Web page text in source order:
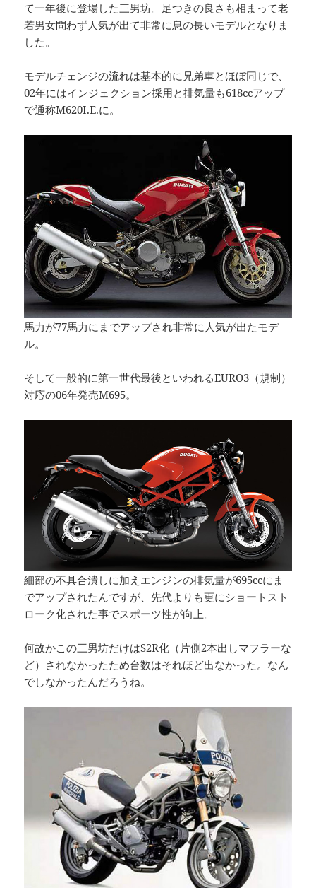
て一年後に登場した三男坊。足つきの良さも相まって老
若男女問わず人気が出て非常に息の長いモデルとなりま
した。
モデルチェンジの流れは基本的に兄弟車とほぼ同じで、
02年にはインジェクション採用と排気量も618ccアップ
で通称M620I.E.に。
馬力が77馬力にまでアップされ非常に人気が出たモデ
ル。
そして一般的に第一世代最後といわれるEURO3（規制）
対応の06年発売M695。
細部の不具合潰しに加えエンジンの排気量が695ccにま
でアップされたんですが、先代よりも更にショートスト
ローク化された事でスポーツ性が向上。
何故かこの三男坊だけはS2R化（片側2本出しマフラーな
ど）されなかったため台数はそれほど出なかった。なん
でしなかったんだろうね。